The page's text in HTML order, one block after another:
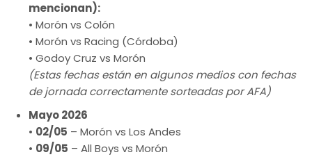
mencionan):
• Morón vs Colón
• Morón vs Racing (Córdoba)
• Godoy Cruz vs Morón
(Estas fechas están en algunos medios con fechas
de jornada correctamente sorteadas por AFA)
Mayo 2026
• 02/05 – Morón vs Los Andes
• 09/05 – All Boys vs Morón